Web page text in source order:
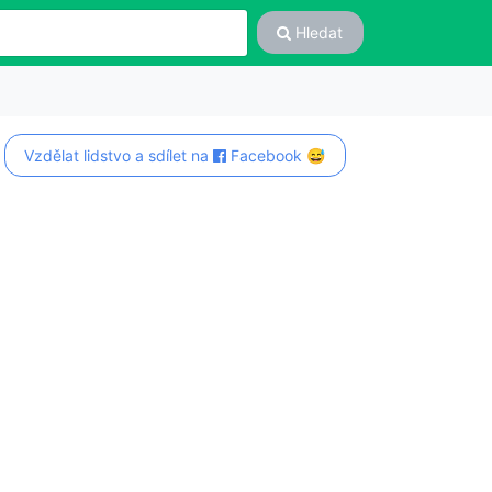
Hledat
Vzdělat lidstvo a sdílet na Facebook 😅